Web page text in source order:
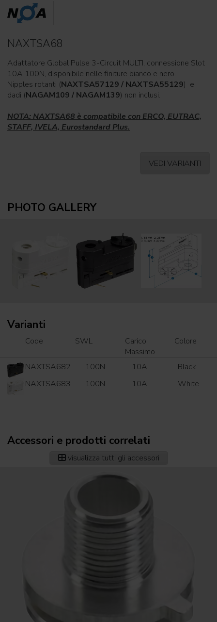
NAXTSA68
Adattatore Global Pulse 3-Circuit MULTI, connessione Slot
10A 100N, disponibile nelle finiture bianco e nero.
Nipples rotanti (NAXTSA57129 / NAXTSA55129) e
dadi (NAGAM109 / NAGAM139) non inclusi.
NOTA: NAXTSA68 è compatibile con ERCO, EUTRAC,
STAFF, IVELA, Eurostandard Plus.
VEDI VARIANTI
PHOTO GALLERY
Varianti
Code SWL
Carico
Massimo
Colore
NAXTSA682 100N 10A
Black
NAXTSA683
100N 10A White
Accessori e prodotti correlati
visualizza tutti gli accessori